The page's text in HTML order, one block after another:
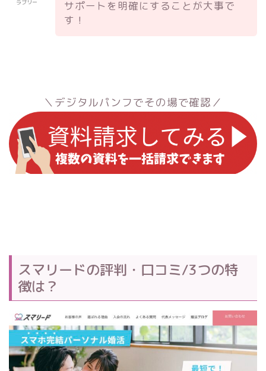
ラブリー
サポートを明確にすることが大事で
す！
＼デジタルパンフでその場で確認／
スマリードの評判・口コミ/3つの特
徴は？